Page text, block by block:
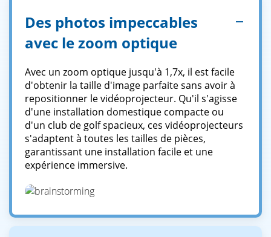
Des photos impeccables
avec le zoom optique
Avec un zoom optique jusqu'à 1,7x, il est facile
d'obtenir la taille d'image parfaite sans avoir à
repositionner le vidéoprojecteur. Qu'il s'agisse
d'une installation domestique compacte ou
d'un club de golf spacieux, ces vidéoprojecteurs
s'adaptent à toutes les tailles de pièces,
garantissant une installation facile et une
expérience immersive.